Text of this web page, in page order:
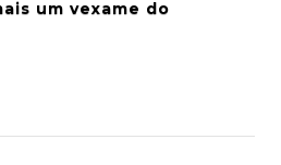
um vexame do